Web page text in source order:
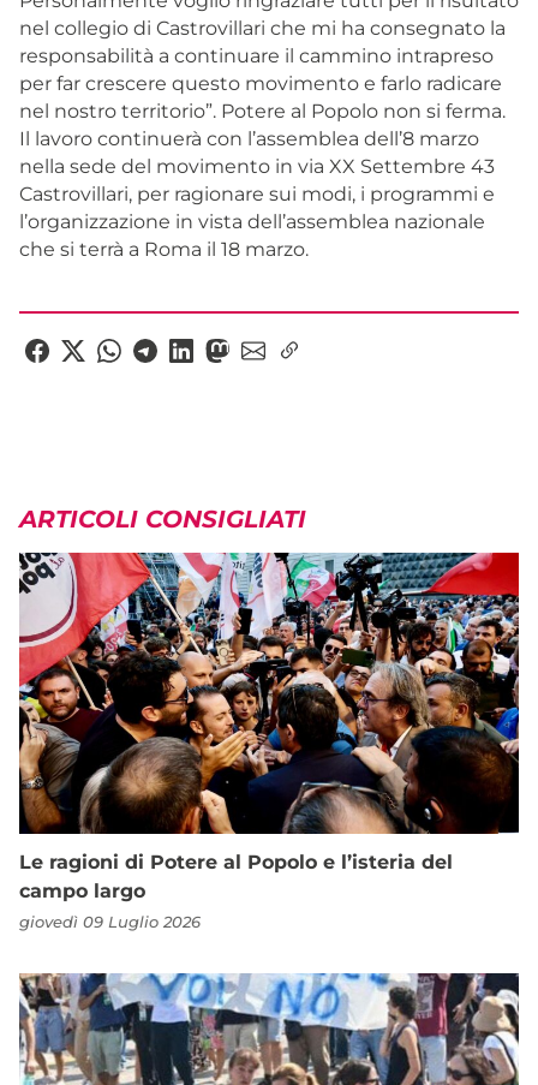
nel collegio di Castrovillari che mi ha consegnato la
responsabilità a continuare il cammino intrapreso
per far crescere questo movimento e farlo radicare
nel nostro territorio”. Potere al Popolo non si ferma.
Il lavoro continuerà con l’assemblea dell’8 marzo
nella sede del movimento in via XX Settembre 43
Castrovillari, per ragionare sui modi, i programmi e
l’organizzazione in vista dell’assemblea nazionale
che si terrà a Roma il 18 marzo.
ARTICOLI CONSIGLIATI
Le ragioni di Potere al Popolo e l’isteria del
campo largo
giovedì 09 Luglio 2026